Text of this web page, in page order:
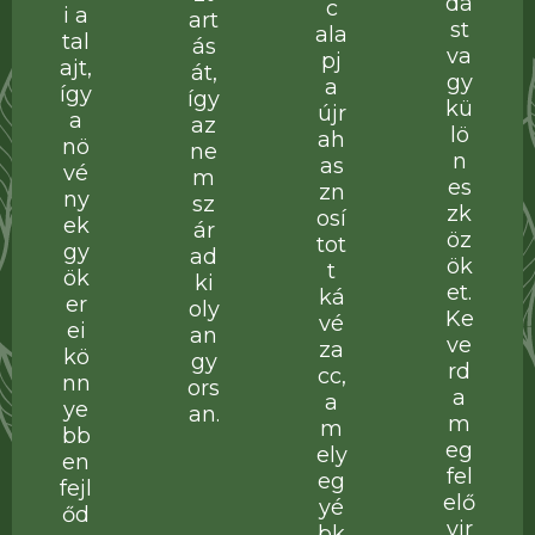
i a
tal
ajt,
így
a
nö
vé
ny
ek
gy
ök
er
ei
kö
nn
ye
bb
en
fejl
őd
art
ás
át,
így
az
ne
m
sz
ár
ad
ki
oly
an
gy
ors
an.
c
ala
pj
a
újr
ah
as
zn
osí
tot
t
ká
vé
za
cc,
a
m
ely
eg
yé
st
va
gy
kü
lö
n
es
zk
öz
ök
et.
Ke
ve
rd
a
m
eg
fel
elő
vir